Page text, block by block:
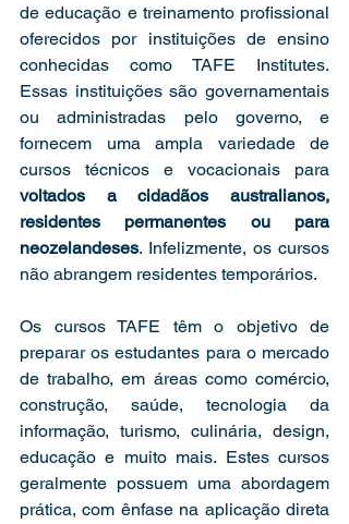
de educação e treinamento profissional
oferecidos por instituições de ensino
conhecidas como TAFE Institutes.
Essas instituições são governamentais
ou administradas pelo governo, e
fornecem uma ampla variedade de
voltados a cidadãos australianos,
residentes permanentes ou para
neozelandeses. Infelizmente, os cursos
não abrangem residentes temporários.
Os cursos TAFE têm o objetivo de
preparar os estudantes para o mercado
de trabalho, em áreas como comércio,
construção, saúde, tecnologia da
informação, turismo, culinária, design,
educação e muito mais. Estes cursos
geralmente possuem uma abordagem
prática, com ênfase na aplicação direta